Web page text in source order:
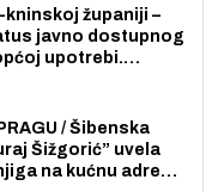
kninskoj županiji –
javno dostupnog
upotrebi.
/ Šibenska
Šižgorić” uvela
na kućnu adresu